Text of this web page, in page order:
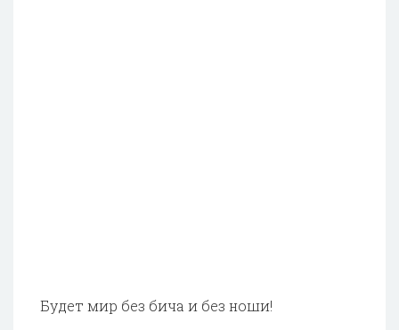
Будет мир без бича и без ноши!